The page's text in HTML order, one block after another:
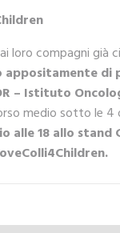
loro compagni già
appositamente di
– Istituto
medio sotto le 4
alle 18 allo